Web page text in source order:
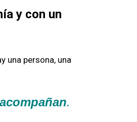
y con un
una persona, una
.